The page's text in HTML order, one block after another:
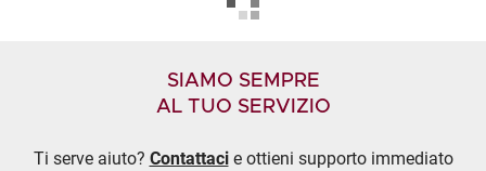
SIAMO SEMPRE
AL TUO SERVIZIO
Ti serve aiuto? Contattacie ottieni supporto immediato